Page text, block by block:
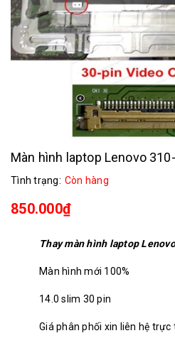
Màn hình laptop Lenovo
Tình trạng: Còn hàng
850.000₫
Thay màn hình laptop
Màn hình mới 100%
14.0 slim 30 pin
Giá phân phối xin liên hệ trực